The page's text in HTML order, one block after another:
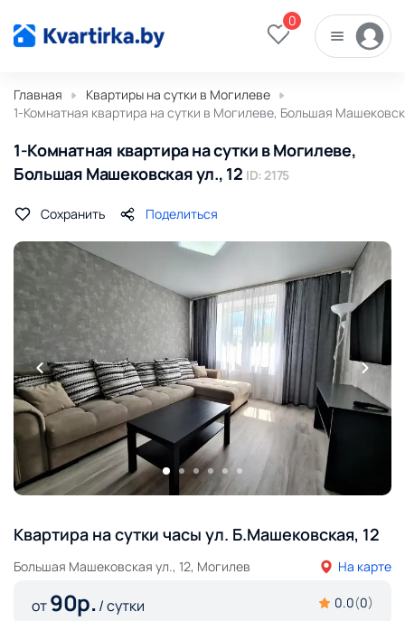
0
Главная
Квартиры на сутки в Могилеве
1-Комнатная квартира на сутки в Могилеве, Большая
1-Комнатная квартира на сутки в Могилеве,
Большая Машековская ул., 12 ID: 2175
Сохранить Поделиться
Квартира на сутки часы ул. Б.Машековская, 12
Большая Машековская ул., 12, Могилев На карте
от90р./ сутки 0.0(0)